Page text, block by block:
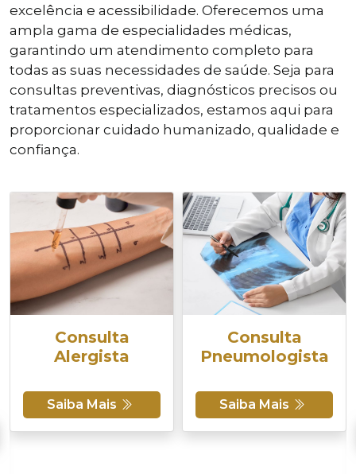
excelência e acessibilidade. Oferecemos uma
ampla gama de especialidades médicas,
garantindo um atendimento completo para
todas as suas necessidades de saúde. Seja para
consultas preventivas, diagnósticos precisos ou
tratamentos especializados, estamos aqui para
proporcionar cuidado humanizado, qualidade e
confiança.
Consulta
Alergista
Saiba Mais
Consulta
Pneumologista
Saiba Mais